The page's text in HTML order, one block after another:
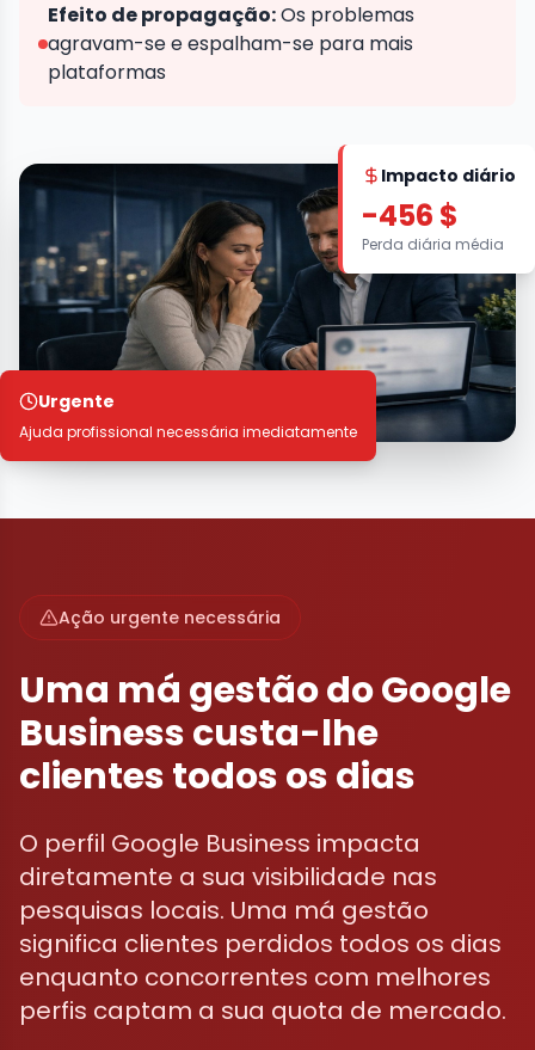
Efeito de propagação:Os problemas
agravam-se e espalham-se para mais
plataformas
Impacto diário
-456 $
Perda diária média
Urgente
Ajuda profissional necessária imediatamente
Ação urgente necessária
Uma má gestão do Google
Business custa-lhe
clientes todos os dias
O perfil Google Business impacta
diretamente a sua visibilidade nas
pesquisas locais. Uma má gestão
significa clientes perdidos todos os dias
enquanto concorrentes com melhores
perfis captam a sua quota de mercado.